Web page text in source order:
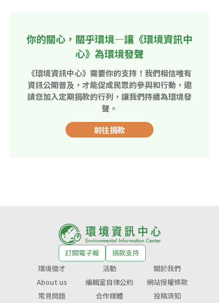
你的關心，關乎環境—讓《環境資訊中
心》為環境發聲
《環境資訊中心》需要你的支持！我們相信唯有
資訊公開普及，才能促成民眾的參與和行動，邀
請您加入定期捐款的行列，讓我們持續為環境發
聲。
前往捐款
訂閱電子報
捐款支持
環境徵才
活動
關於我們
About us
編輯室自律公約
網站授權條款
常見問題
合作媒體 投稿須知